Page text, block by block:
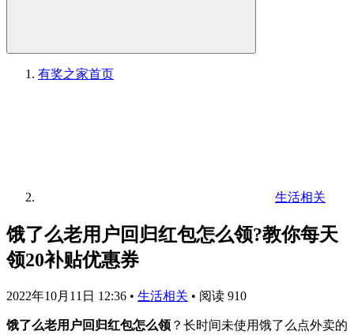
有奖之家首页
生活相关
饿了么老用户回归红包怎么领?教你每天
领20补贴优惠券
2022年10月11日 12:36 • 生活相关 • 阅读 910
饿了么老用户回归红包怎么领 ？长时间未使用饿了么点外卖的